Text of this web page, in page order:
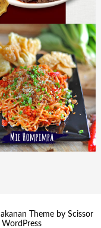
Theme by Scissor
WordPress